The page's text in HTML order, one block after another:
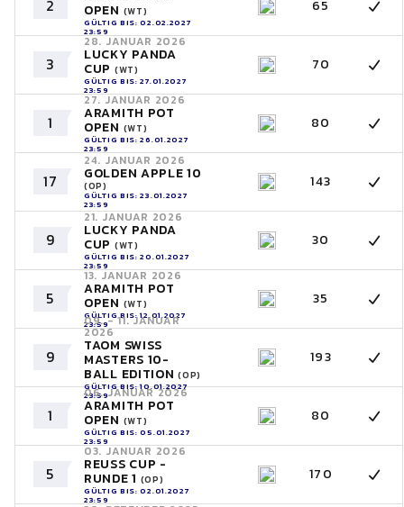
2 OPEN (WT)
GÜLTIG BIS: 02.02.2027
23:59
65
3
28. JANUAR 2026
LUCKY PANDA
CUP (WT)
GÜLTIG BIS: 27.01.2027
23:59
70
1
27. JANUAR 2026
ARAMITH POT
OPEN (WT)
GÜLTIG BIS: 26.01.2027
23:59
80
17
24. JANUAR 2026
GOLDEN APPLE 10
(OP)
GÜLTIG BIS: 23.01.2027
23:59
143
9
21. JANUAR 2026
LUCKY PANDA
CUP (WT)
GÜLTIG BIS: 20.01.2027
23:59
30
5
13. JANUAR 2026
ARAMITH POT
OPEN (WT)
GÜLTIG BIS: 12.01.2027
23:59
35
9
09. - 11. JANUAR
2026
TAOM SWISS
MASTERS 10-
BALL EDITION(OP)
GÜLTIG BIS: 10.01.2027
23:59
193
1
06. JANUAR 2026
ARAMITH POT
OPEN (WT)
GÜLTIG BIS: 05.01.2027
23:59
80
5
03. JANUAR 2026
REUSS CUP -
RUNDE 1 (OP)
GÜLTIG BIS: 02.01.2027
23:59
170